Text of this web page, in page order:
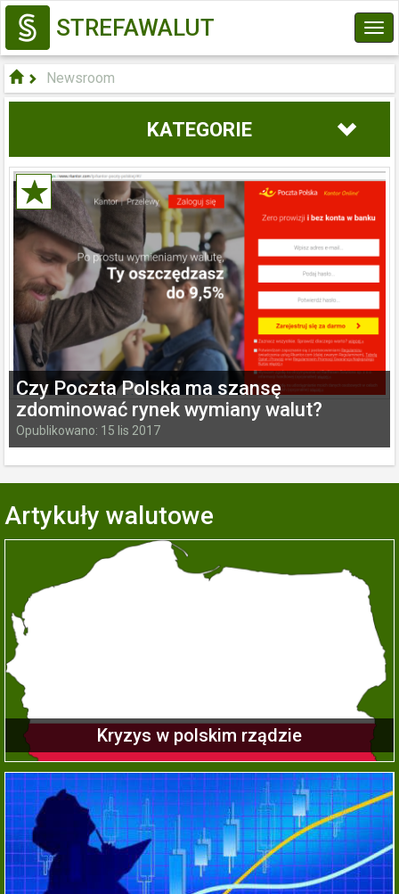
STREFAWALUT
Newsroom
KATEGORIE
Czy Poczta Polska ma szansę
zdominować rynek wymiany walut?
Opublikowano: 15 lis 2017
Artykuły walutowe
Kryzys w polskim rządzie